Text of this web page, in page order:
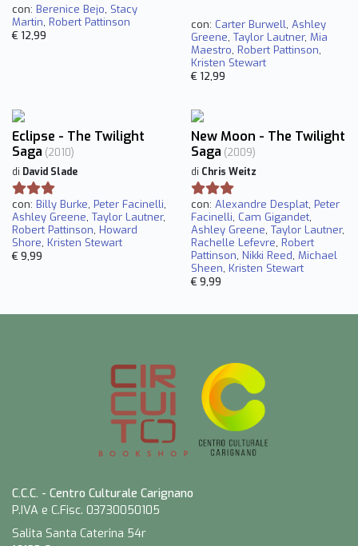
con: Berenice Bejo, Stacy
Martin, Robert Pattinson
€ 12,99
con: Carter Burwell, Ashley
Greene, Taylor Lautner, Mia
Maestro, Robert Pattinson,
Kristen Stewart
€ 12,99
Eclipse - The Twilight
Saga (2010)
di David Slade
con: Billy Burke, Peter Facinelli,
Ashley Greene, Taylor Lautner,
Robert Pattinson, Howard
Shore, Kristen Stewart
€ 9,99
New Moon - The Twilight
Saga (2009)
di Chris Weitz
con: Alexandre Desplat, Peter
Facinelli, Cam Gigandet,
Ashley Greene, Taylor Lautner,
Rachelle Lefevre, Robert
Pattinson, Nikki Reed, Michael
Sheen, Kristen Stewart
€ 9,99
C.C.C. - Centro Culturale Carignano
P.IVA e C.Fisc. 03730050105
Salita Santa Caterina 54r